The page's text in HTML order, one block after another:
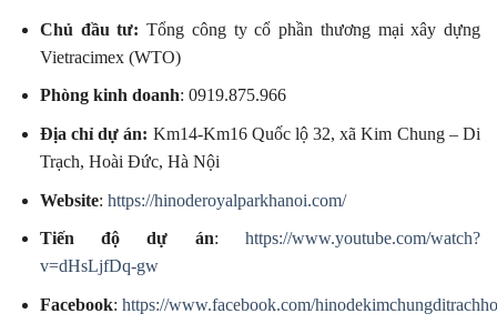
Chủ đầu tư: Tổng công ty cổ phần thương mại xây dựng
Vietracimex (WTO)
Phòng kinh doanh: 0919.875.966
Địa chỉ dự án: Km14-Km16 Quốc lộ 32, xã Kim Chung – Di
Trạch, Hoài Đức, Hà Nội
Website: https://hinoderoyalparkhanoi.com/
Tiến độ dự án:https://www.youtube.com/watch?
v=dHsLjfDq-gw
Facebook: https://www.facebook.com/